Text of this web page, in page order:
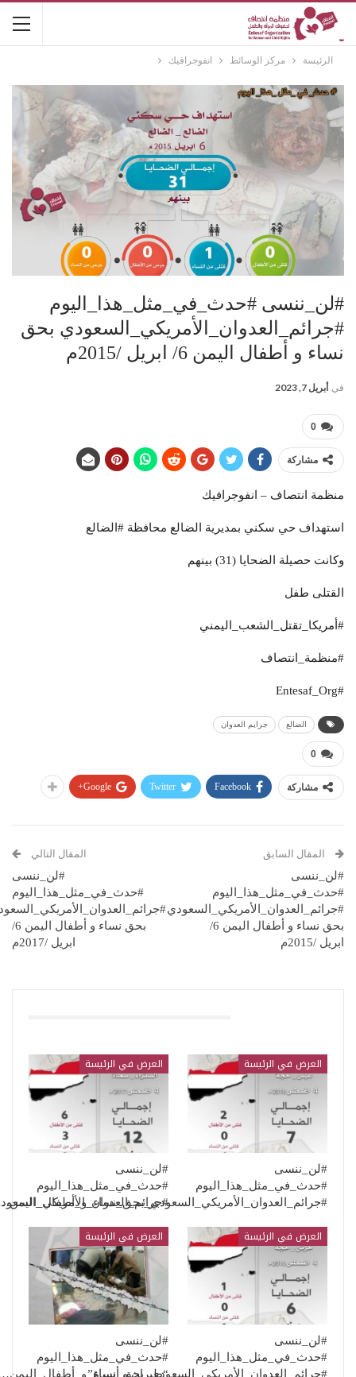
الرئيسة مركز الوسائط انفوجرافيك
#لن_ننسى #حدث_في_مثل_هذا_اليوم
#جرائم_العدوان_الأمريكي_السعودي بحق
نساء و أطفال اليمن 6/ ابريل /2015م
في أبريل 7, 2023
0
مشاركة
منظمة انتصاف – انفوجرافيك
استهداف حي سكني بمديرية الضالع محافظة #الضالع
وكانت حصيلة الضحايا (31) بينهم
القتلى طفل
#أمريكا_تقتل_الشعب_اليمني
#منظمة_انتصاف
#Entesaf_Org
الضالع جرايم العدوان
0
مشاركة Facebook
Twitter
Google+
المقال السابق
#لن_ننسى
#حدث_في_مثل_هذا_اليوم
#جرائم_العدوان_الأمريكي_السعودي
بحق نساء و أطفال اليمن 6/
ابريل /2015م
المقال التالي
#لن_ننسى
#حدث_في_مثل_هذا_اليوم
بحق نساء و أطفال اليمن 6/
ابريل /2017م
العرض في الرئيسة
#لن_ننسى
#حدث_في_مثل_هذا_اليوم
العرض في الرئيسة
#لن_ننسى
#حدث_في_مثل_هذا_اليوم
العرض في الرئيسة
#لن_ننسى
#حدث_في_مثل_هذا_اليوم
العرض في الرئيسة
#لن_ننسى
#حدث_في_مثل_هذا_اليوم
“طيران و أسرة”